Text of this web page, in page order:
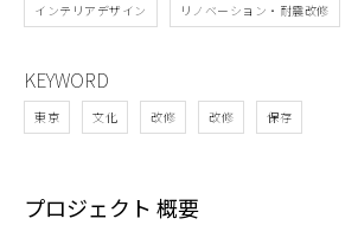
インテリアデザイン リノベーション・耐震改修
KEYWORD
東京 文化 改修 改修 保存
プロジェクト 概要